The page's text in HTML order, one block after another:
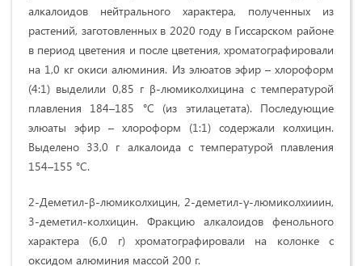
алкалоидов нейтрального характера, полученных из
растений, заготовленных в 2020 году в Гиссарском районе
в период цветения и после цветения, хроматографировали
на 1,0 кг окиси алюминия. Из элюатов эфир – хлороформ
(4:1) выделили 0,85 г β-люмиколхицина с температурой
плавления 184–185 °С (из этилацетата). Последующие
элюаты эфир – хлороформ (1:1) содержали колхицин.
Выделено 33,0 г алкалоида с температурой плавления
154–155 °C.
2-Деметил-β-люмиколхицин, 2-деметил-γ-люмиколхииин,
3-деметил-колхицин. Фракцию алкалоидов фенольного
характера (6,0 г) хроматографировали на колонке с
оксидом алюминия массой 200 г.